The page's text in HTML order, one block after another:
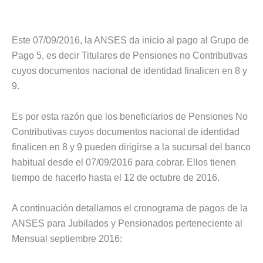
Este 07/09/2016, la ANSES da inicio al pago al Grupo de
Pago 5, es decir Titulares de Pensiones no Contributivas
cuyos documentos nacional de identidad finalicen en 8 y
9.
Es por esta razón que los beneficiarios de Pensiones No
Contributivas cuyos documentos nacional de identidad
finalicen en 8 y 9 pueden dirigirse a la sucursal del banco
habitual desde el 07/09/2016 para cobrar. Ellos tienen
tiempo de hacerlo hasta el 12 de octubre de 2016.
A continuación detallamos el cronograma de pagos de la
ANSES para Jubilados y Pensionados perteneciente al
Mensual septiembre 2016: